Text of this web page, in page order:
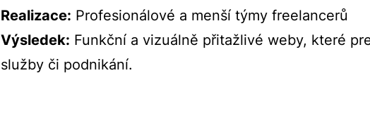
Realizace: Profesionálové a menší týmy freelancerů
Výsledek: Funkční a vizuálně přitažlivé weby, které
služby či podnikání.